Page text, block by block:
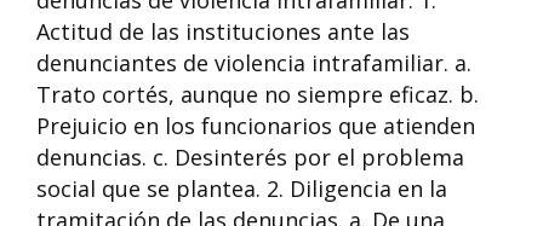
Actitud de las instituciones ante las
denunciantes de violencia intrafamiliar. a.
Trato cortés, aunque no siempre eficaz. b.
Prejuicio en los funcionarios que atienden
denuncias. c. Desinterés por el problema
social que se plantea. 2. Diligencia en la
tramitación de las denuncias. a. De una